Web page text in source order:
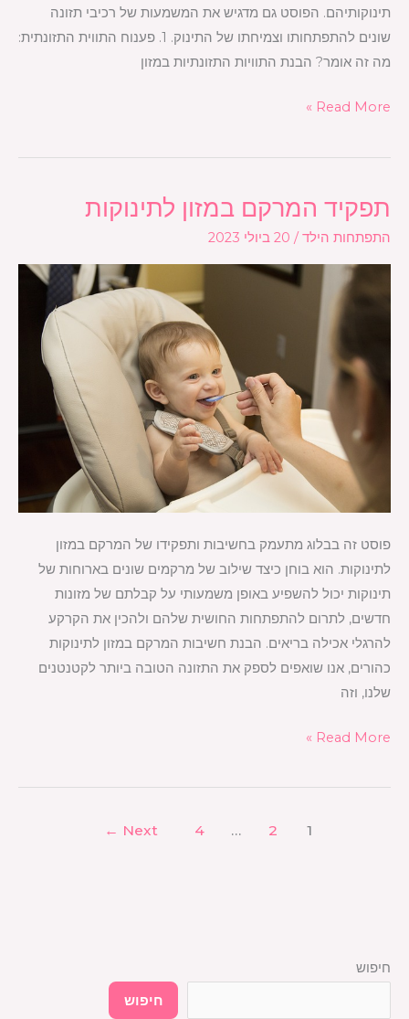
תינוקותיהם. הפוסט גם מדגיש את המשמעות של רכיבי תזונה
שונים להתפתחותו וצמיחתו של התינוק. 1. פענוח התווית התזונתית:
מה זה אומר? הבנת התוויות התזונתיות במזון
Read More »
תפקיד המרקם במזון לתינוקות
התפתחות הילד/ 20 ביולי 2023
פוסט זה בבלוג מתעמק בחשיבות ותפקידו של המרקם במזון
לתינוקות. הוא בוחן כיצד שילוב של מרקמים שונים בארוחות של
תינוקות יכול להשפיע באופן משמעותי על קבלתם של מזונות
חדשים, לתרום להתפתחות החושית שלהם ולהכין את הקרקע
להרגלי אכילה בריאים. הבנת חשיבות המרקם במזון לתינוקות
כהורים, אנו שואפים לספק את התזונה הטובה ביותר לקטנטנים
שלנו, וזה
תפקיד
לתינוקות
Read More »
1
2
…
4
Next
←
חיפוש
חיפוש